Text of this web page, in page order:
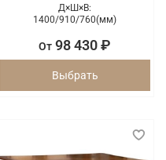
Д×Ш×В:
1400/910/760(мм)
От 98 430 ₽
Выбрать